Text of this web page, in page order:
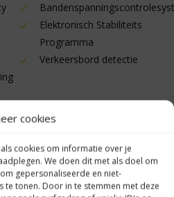
cookies
cookies om informatie over je
We doen dit met als doel om
gepersonaliseerde en niet-
tonen. Door in te stemmen met deze
Elektronisch Stabiliteits
Programma
Verkeersbord detectie
openingshoek
airco automatisch
automatische